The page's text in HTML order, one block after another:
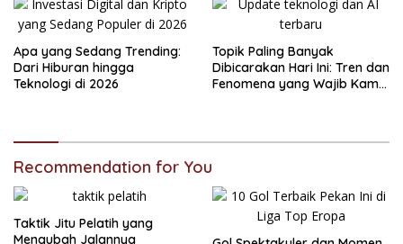
Apa yang Sedang Trending:
Dari Hiburan hingga
Teknologi di 2026
Topik Paling Banyak
Dibicarakan Hari Ini: Tren dan
Fenomena yang Wajib Kamu
Recommendation for You
Taktik Jitu Pelatih yang
Mengubah Jalannya